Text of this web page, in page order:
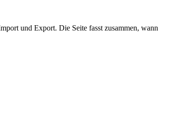
und Export. Die Seite fasst zusammen, wann